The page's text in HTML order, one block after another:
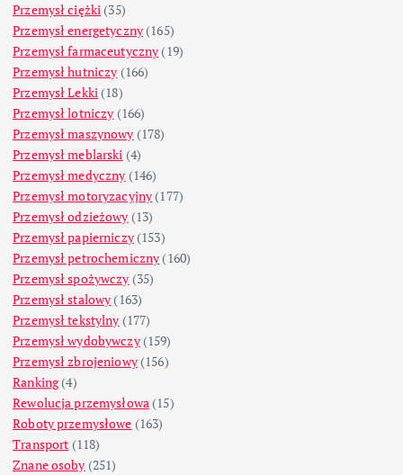
Przemysł ciężki (35)
Przemysł energetyczny (165)
Przemysł farmaceutyczny (19)
Przemysł hutniczy (166)
Przemysł Lekki (18)
Przemysł lotniczy (166)
Przemysł maszynowy (178)
Przemysł meblarski (4)
Przemysł medyczny (146)
Przemysł motoryzacyjny (177)
Przemysł odzieżowy (13)
Przemysł papierniczy(153)
Przemysł petrochemiczny (160)
Przemysł spożywczy (35)
Przemysł stalowy (163)
Przemysł tekstylny (177)
Przemysł wydobywczy(159)
Przemysł zbrojeniowy(156)
Ranking(4)
Rewolucja przemysłowa (15)
Roboty przemysłowe (163)
Transport (118)
Znane osoby (251)